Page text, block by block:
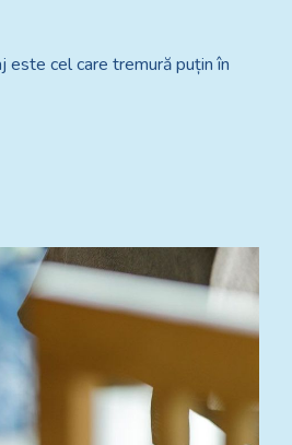
este cel care tremură puțin în